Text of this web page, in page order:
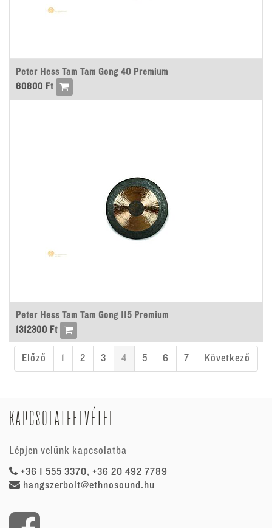
Peter Hess Tam Tam Gong 40 Premium
60800 Ft
Peter Hess Tam Tam Gong 115 Premium
1312300 Ft
Előző 1 2 3 4 5 6 7 Következő
KAPCSOLATFELVÉTEL
Lépjen velünk kapcsolatba
+36 1 555 3370, +36 20 492 7789
hangszerbolt@ethnosound.hu